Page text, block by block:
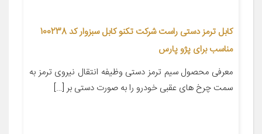
کابل ترمز دستی راست شرکت تکنو کابل سبزوار کد 100238
مناسب برای پژو پارس
معرفی محصول سیم ترمز دستی وظیفه انتقال نیروی ترمز به
سمت چرخ های عقبی خودرو را به صورت دستی بر […]